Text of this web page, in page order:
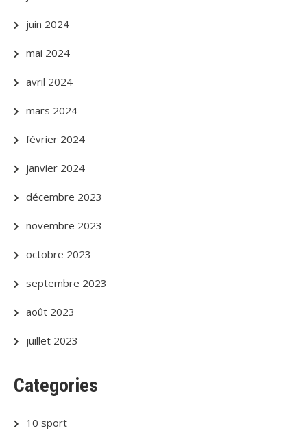
juin 2024
mai 2024
avril 2024
mars 2024
février 2024
janvier 2024
décembre 2023
novembre 2023
octobre 2023
septembre 2023
août 2023
juillet 2023
Categories
10 sport